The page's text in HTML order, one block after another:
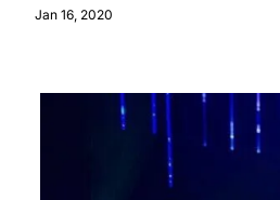
Jan 16, 2020